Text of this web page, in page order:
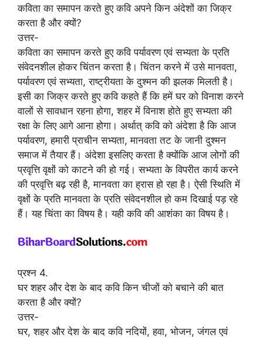
कविता का समापन करते हुए कवि अपने किन अंदेशों का जिक्र
करता है और क्यों?
उत्तर-
कविता का समापन करते हुए कवि पर्यावरण एवं सभ्यता के प्रति
संवेदनशील होकर चिंतन करता है। चिंतन करने में उसे मानवता,
पर्यावरण एवं सभ्यता, राष्ट्रीयता के दुश्मन की झलक मिलती है।
इसी का जिक्र करते हुए कवि कहते हैं कि हमें घर को विनाश करने
वालों से सावधान रहना होगा, शहर में विनाश होते हुए सभ्यता की
रक्षा के लिए आगे आना होगा। अर्थात् कवि को अंदेशा है कि आज
पर्यावरण, हमारी प्राचीन सभ्यता, मानवता तट के जानी दुश्मन
समाज में तैयार हैं। अंदेशा इसलिए करता है क्योंकि आज लोगों की
प्रवृत्ति वृक्षों को काटने की हो गई। सभ्यता के विपरीत कार्य करने
की प्रवृत्ति बढ़ रही है, मानवता का ह्रास हो रहा है। ऐसी स्थिति में
वृक्षों के प्रति मानवता के प्रति संवेदनशील हो कम दिखाई पड़ रहे
हैं। यह चिंता का विषय है। यही कवि की आशंका का विषय है।
प्रश्न 4.
घर शहर और देश के बाद कवि किन चीजों को बचाने की बात
करता है और क्यों?
उत्तर-
घर, शहर और देश के बाद कवि नदियों, हवा, भोजन, जंगल एवं